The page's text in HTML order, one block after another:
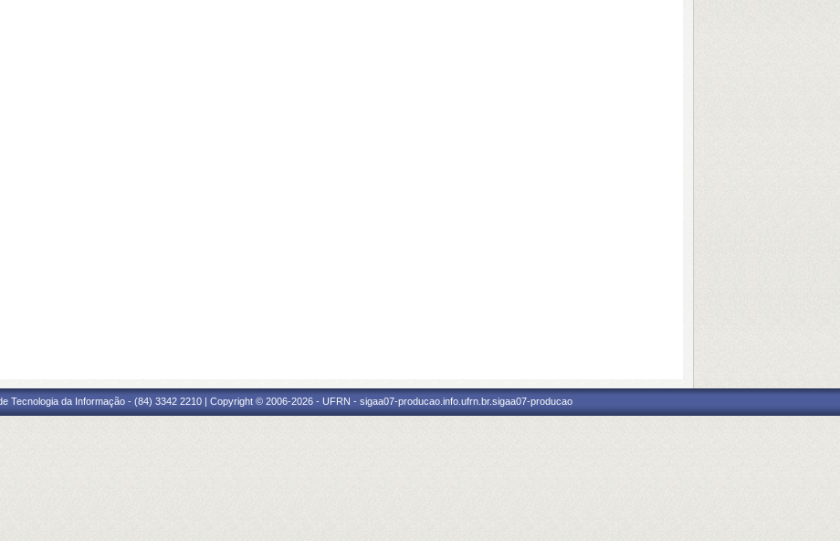
Tecnologia da Informação - (84) 3342 2210 | Copyright © 2006-2026 - UFRN - sigaa07-producao.info.ufrn.br.sigaa07-producao